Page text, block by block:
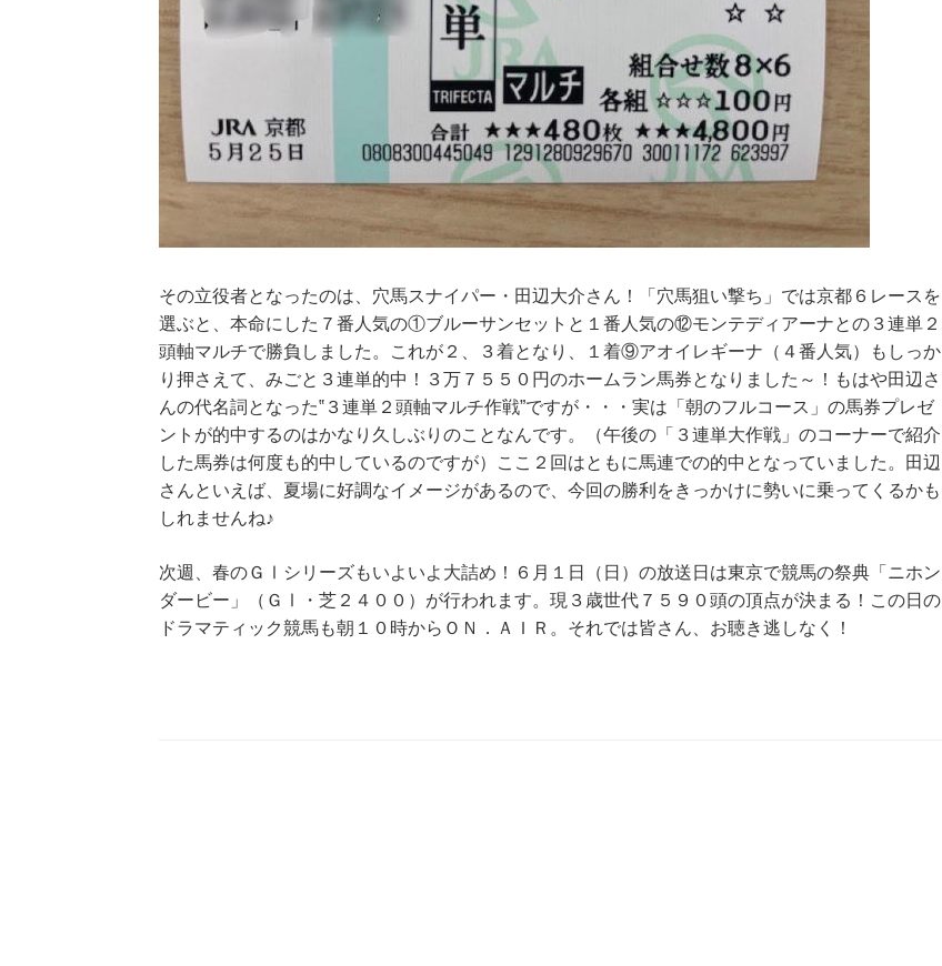
その立役者となったのは、穴馬スナイパー・田辺大介さん！「穴馬狙い撃ち」では京都６レースを
選ぶと、本命にした７番人気の①ブルーサンセットと１番人気の⑫モンテディアーナとの３連単２
頭軸マルチで勝負しました。これが２、３着となり、１着⑨アオイレギーナ（４番人気）もしっか
り押さえて、みごと３連単的中！３万７５５０円のホームラン馬券となりました～！もはや田辺さ
んの代名詞となった‟３連単２頭軸マルチ作戦”ですが・・・実は「朝のフルコース」の馬券プレゼ
ントが的中するのはかなり久しぶりのことなんです。（午後の「３連単大作戦」のコーナーで紹介
した馬券は何度も的中しているのですが）ここ２回はともに馬連での的中となっていました。田辺
さんといえば、夏場に好調なイメージがあるので、今回の勝利をきっかけに勢いに乗ってくるかも
しれませんね♪
次週、春のＧⅠシリーズもいよいよ大詰め！６月１日（日）の放送日は東京で競馬の祭典「ニホン
ダービー」（ＧⅠ・芝２４００）が行われます。現３歳世代７５９０頭の頂点が決まる！この日の
ドラマティック競馬も朝１０時からＯＮ．ＡＩＲ。それでは皆さん、お聴き逃しなく！